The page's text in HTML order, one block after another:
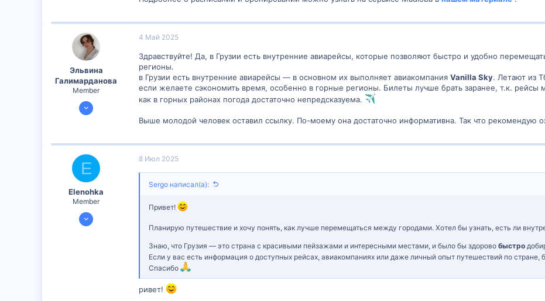
Эльвина
Галимарданова
Member
26 Ноя 2024
18
4 Май 2025
Здравствуйте! Да, в Грузии есть внутренние авиарейсы, которые позволяют быстро и удобно
регионы.
в Грузии есть внутренние авиарейсы — в основном их выполняет авиакомпания Vanilla Sky. Летают из
если желаете сэкономить время, особенно в горные регионы. Билеты лучше брать заранее, т.к. рейсы
как в горных районах погода достаточно непредсказуема.
Выше молодой человек оставил ссылку. По-моему она достаточно информативна. Так что рекомендую
E
Elenohka
Member
7 Июл 2025
8 Июл 2025
Sergo написал(а):
Привет!
Планирую путешествие и хочу понять, как лучше перемещаться между городами. Хотел бы узнать, есть ли
Знаю, что Грузия — это страна с красивыми пейзажами и интересными местами, и было бы здорово быстро
Если у вас есть информация о доступных рейсах, авиакомпаниях или даже личный опыт путешествий по стране,
Спасибо
ривет!